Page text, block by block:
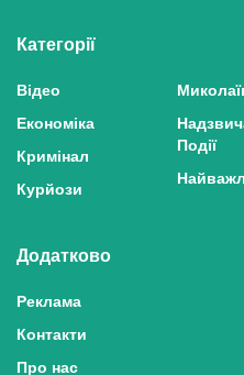
Категорії
Відео
Економіка
Кримінал
Курйози
Події
Додатково
Реклама
Контакти
Про нас